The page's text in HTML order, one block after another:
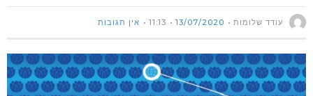
עודד שלומות 13/07/2020
11:13 אין תגובות